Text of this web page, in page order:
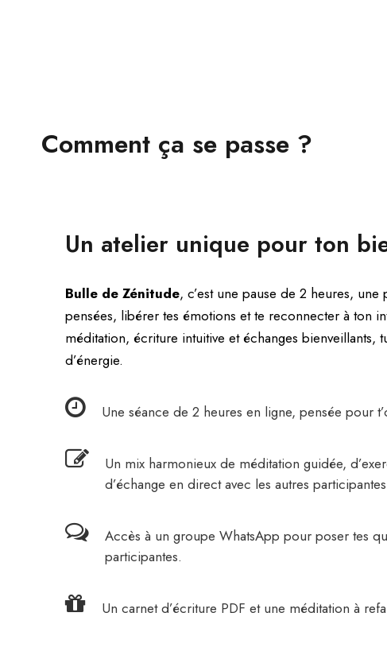
Comment ça se passe ?
Un atelier unique pour ton
Bulle de Zénitude, c’est une pause de 2 heures,
pensées, libérer tes émotions et te reconnecter à ton
méditation, écriture intuitive et échanges bienveillants,
d’énergie.
Une séance de 2 heures en ligne, pensée pour
Un mix harmonieux de méditation guidée,
d’échange en direct avec les autres
Accès à un groupe WhatsApp pour poser tes
participantes.
Un carnet d’écriture PDF et une méditation à